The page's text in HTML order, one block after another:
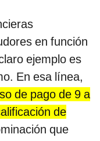
en función
ejemplo es
En esa línea,
de pago de 9 a
de
que